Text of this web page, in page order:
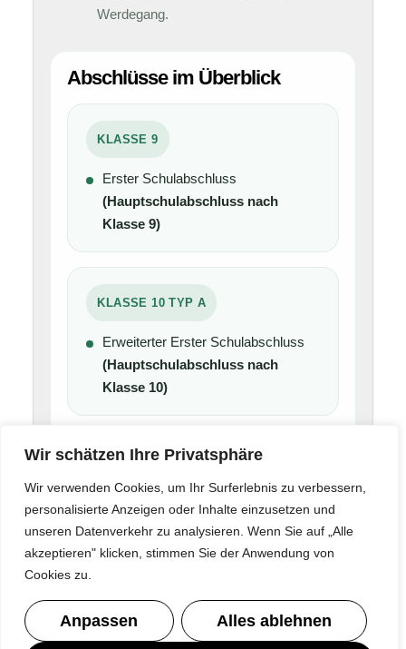
Wir schätzen Ihre Privatsphäre
Wir verwenden Cookies, um Ihr Surferlebnis zu verbessern,
personalisierte Anzeigen oder Inhalte einzusetzen und
unseren Datenverkehr zu analysieren. Wenn Sie auf „Alle
akzeptieren" klicken, stimmen Sie der Anwendung von
Cookies zu.
Anpassen Alles ablehnen
Werdegang.
Abschlüsse im Überblick
KLASSE 9
Erster Schulabschluss
(Hauptschulabschluss nach
Klasse 9)
KLASSE 10 TYP A
Erweiterter Erster Schulabschluss
(Hauptschulabschluss nach
Klasse 10)
Mittlerer Schulabschluss
(Realschulabschluss)
Mittlerer Schulabschluss mit
Besuch der gymnasialen Oberstufe